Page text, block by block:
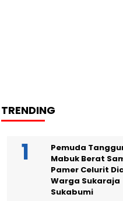
TRENDING
Pemuda
Mabuk Berat
Pamer Celurit
Warga Sukaraja
Sukabumi